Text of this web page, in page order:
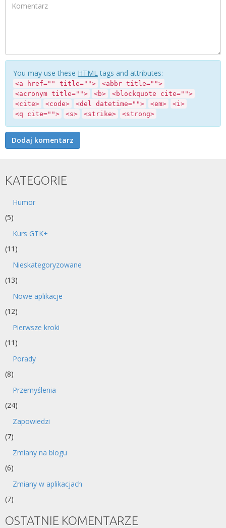
You may use these HTMLtags and attributes:
<a href="" title="">
<abbr title="">
<acronym title="">
<b>
<blockquote cite="">
<cite>
<code> <del datetime=""> <em>
<i>
<q cite="">
<s> <strike> <strong>
KATEGORIE
Humor
(5)
Kurs GTK+
(11)
Nieskategoryzowane
(13)
Nowe aplikacje
(12)
Pierwsze kroki
(11)
Porady
(8)
Przemyślenia
(24)
Zapowiedzi
(7)
Zmiany na blogu
(6)
Zmiany w aplikacjach
(7)
OSTATNIE KOMENTARZE